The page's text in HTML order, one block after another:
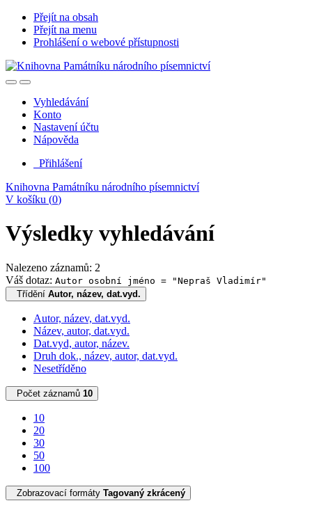
Přejít na obsah
Přejít na menu
Prohlášení o webové přístupnosti
Vyhledávání
Konto
Nastavení účtu
Nápověda
Přihlášení
Knihovna Památníku národního písemnictví
V košíku (0)
Výsledky vyhledávání
Nalezeno záznamů: 2
Váš dotaz: Autor osobní jméno = "Nepraš Vladimír"
Třídění Autor, název, dat.vyd.
Autor, název, dat.vyd.
Název, autor, dat.vyd.
Dat.vyd, autor, název.
Druh dok., název, autor, dat.vyd.
Nesetříděno
Počet záznamů 10
10
20
30
50
100
Zobrazovací formáty Tagovaný zkrácený